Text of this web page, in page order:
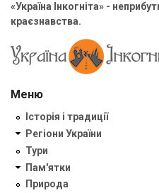
«Україна Інкогніта» -
краєзнавства.
Меню
Історія і традиції
Регіони України
Тури
Пам'ятки
Природа